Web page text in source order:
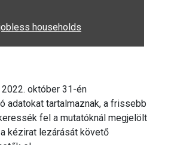
households
október 31-én
adatokat tartalmaznak, a frissebb
fel a mutatóknál megjelölt
kézirat lezárását követő